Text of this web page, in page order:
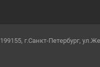
г.Санкт-Петербург,